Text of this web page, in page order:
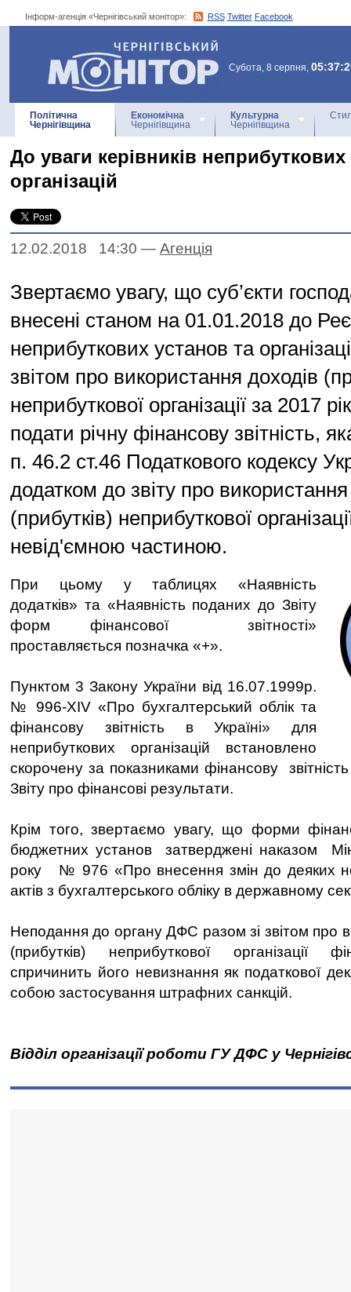
Інформ-агенція «Чернігівський монітор»: RSS Twitter Facebook
Інформ-агенція
«Чернігівський монітор»
Субота, 8 серпня,
Політична
Чернігівщина
Економічна
Чернігівщина
Культурна
Чернігівщина
До уваги керівників неприбуткових
організацій
12.02.2018 14:30 — Агенцiя
Звертаємо увагу, що суб’єкти
внесені станом на 01.01.2018 до
неприбуткових установ та
звітом про використання доходів
неприбуткової організації за 2017
подати річну фінансову звітність,
п. 46.2 ст.46 Податкового кодексу
додатком до звіту про використання
(прибутків) неприбуткової
невід'ємною частиною.
При цьому у таблицях «Наявність
додатків» та «Наявність поданих до Звіту
форм фінансової звітності»
проставляється позначка «+».
Пунктом 3 Закону України від 16.07.1999р.
№ 996-XIV «Про бухгалтерський облік та
фінансову звітність в Україні» для
неприбуткових організацій встановлено
скорочену за показниками фінансову
Звіту про фінансові результати.
Крім того, звертаємо увагу, що форми
бюджетних установ затверджені наказом
року № 976 «Про внесення змін до деяких
актів з бухгалтерського обліку в державному
Неподання до органу ДФС разом зі звітом про
(прибутків) неприбуткової організації
спричинить його невизнання як податкової
собою застосування штрафних санкцій.
Відділ організації роботи ГУ ДФС у